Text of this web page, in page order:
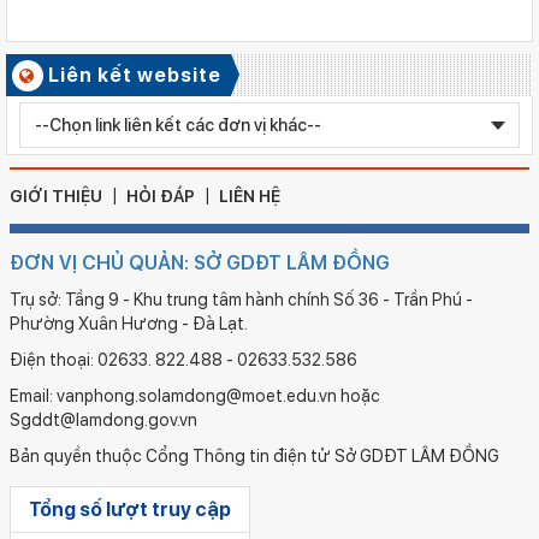
Số ký hiệu: 2577/QĐ-SGDĐT
Ngày ban hành: 05/08/2026
Chỉnh sửa bằng TN THPT LÊ HUỲNH NHƯ HẬU
Liên kết website
GIỚI THIỆU HỎI ĐÁP LIÊN HỆ
ĐƠN VỊ CHỦ QUẢN: SỞ GDĐT LÂM ĐỒNG
Trụ sở: Tầng 9 - Khu trung tâm hành chính Số 36 - Trần Phú -
Phường Xuân Hương - Đà Lạt.
Điện thoại: 02633. 822.488 - 02633.532.586
Email: vanphong.solamdong@moet.edu.vn hoặc
Sgddt@lamdong.gov.vn
Bản quyền thuộc Cổng Thông tin điện tử Sở GDĐT LÂM ĐỒNG
Tổng số lượt truy cập